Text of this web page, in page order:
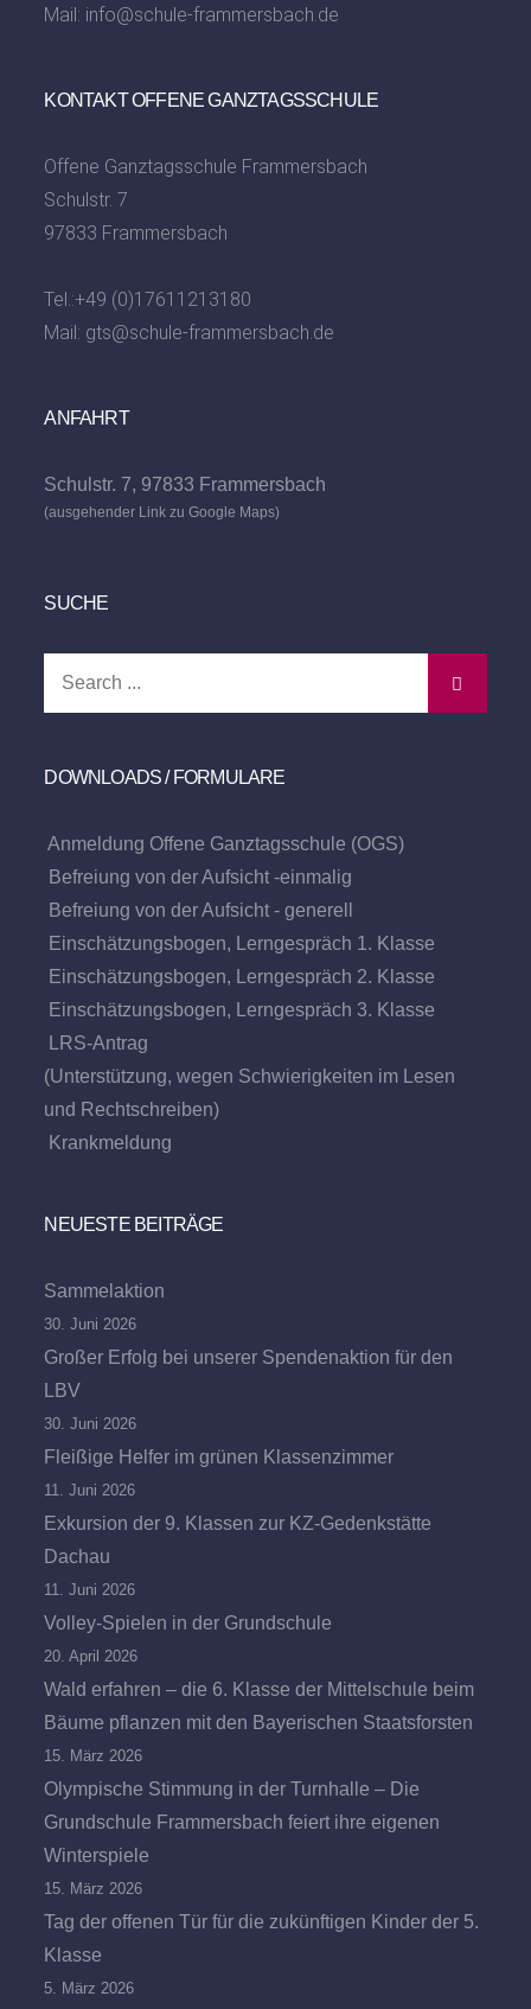
Mail: info@schule-frammersbach.de
KONTAKT OFFENE GANZTAGSSCHULE
Offene Ganztagsschule Frammersbach
Schulstr. 7
97833 Frammersbach
Tel.:+49 (0)17611213180
Mail: gts@schule-frammersbach.de
ANFAHRT
Schulstr. 7, 97833 Frammersbach
(ausgehender Link zu Google Maps)
SUCHE
DOWNLOADS / FORMULARE
Anmeldung Offene Ganztagsschule (OGS)
Befreiung von der Aufsicht -einmalig
Befreiung von der Aufsicht - generell
Einschätzungsbogen, Lerngespräch 1. Klasse
Einschätzungsbogen, Lerngespräch 2. Klasse
Einschätzungsbogen, Lerngespräch 3. Klasse
LRS-Antrag
(Unterstützung, wegen Schwierigkeiten im Lesen
und Rechtschreiben)
Krankmeldung
NEUESTE BEITRÄGE
Sammelaktion
30. Juni 2026
Großer Erfolg bei unserer Spendenaktion für den
LBV
30. Juni 2026
Fleißige Helfer im grünen Klassenzimmer
11. Juni 2026
Exkursion der 9. Klassen zur KZ-Gedenkstätte
Dachau
11. Juni 2026
Volley-Spielen in der Grundschule
20. April 2026
Wald erfahren – die 6. Klasse der Mittelschule beim
Bäume pflanzen mit den Bayerischen Staatsforsten
15. März 2026
Olympische Stimmung in der Turnhalle – Die
Grundschule Frammersbach feiert ihre eigenen
Winterspiele
15. März 2026
Tag der offenen Tür für die zukünftigen Kinder der 5.
Klasse
5. März 2026